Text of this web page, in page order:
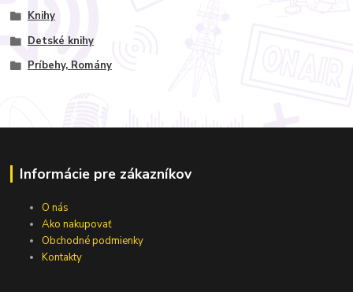
Knihy
Detské knihy
Príbehy, Romány
Informácie pre zákazníkov
O nás
Ako nakupovať
Obchodné podmienky
Kontakty